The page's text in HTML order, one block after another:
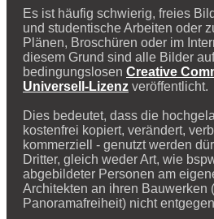
Es ist häufig schwierig, freies
und studentische Arbeiten oder
Plänen, Broschüren oder im
diesem Grund sind alle Bilder
bedingungslosen Creative
Universell-Lizenz veröffentlicht.
Dies bedeutet, dass die
kostenfrei kopiert, verändert,
kommerziell - genutzt werden
Dritter, gleich weder Art, wie
abgebildeter Personen am
Architekten an ihren Bauwerken
Panoramafreiheit) nicht